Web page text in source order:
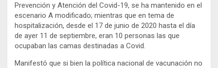
Prevención y Atención del Covid-19, se ha mantenido en el
escenario A modificado; mientras que en tema de
hospitalización, desde el 17 de junio de 2020 hasta el día
de ayer 11 de septiembre, eran 10 personas las que
ocupaban las camas destinadas a Covid.
Manifestó que si bien la política nacional de vacunación no